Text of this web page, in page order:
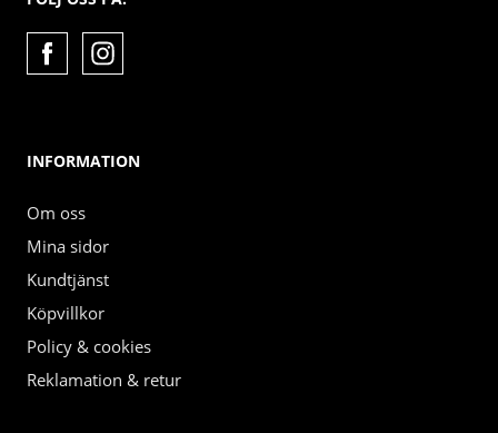
INFORMATION
Om oss
Mina sidor
Kundtjänst
Köpvillkor
Policy & cookies
Reklamation & retur